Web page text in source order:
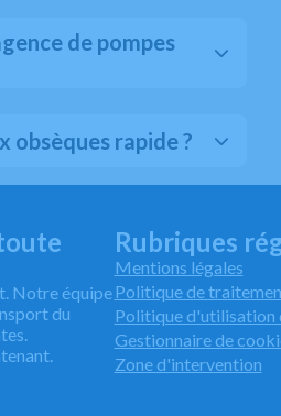
de pompes
obsèques rapide ?
Notre équipe
du
Rubriques
Mentions légales
Politique de
Politique d'utilisation
Gestionnaire de
Zone d'intervention